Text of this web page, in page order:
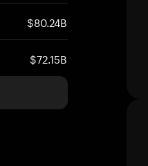
$80.24B
$72.15B